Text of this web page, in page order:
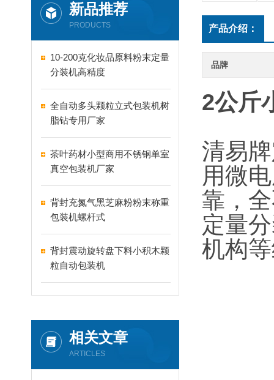
新品推荐
PRODUCTS
10-200克化妆品原料粉末定量
分装机高精度
全自动多头颗粒立式包装机树
脂钻专用厂家
茶叶药材小型商用不锈钢单室
真空包装机厂家
背封充氮气黑芝麻粉粉末称重
包装机螺杆式
背封震动旋转盘下料小积木颗
粒自动包装机
相关文章
ARTICLES
产品介绍：
品牌
2公斤
清易
用微
靠，
定量
机构